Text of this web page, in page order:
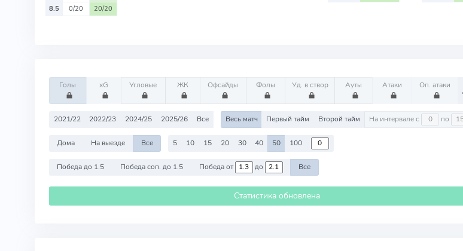
8.5
0/20 20/20
Голы xG Угловые ЖК Офсайды Фолы Уд. в створ Ауты Атаки Оп. атаки
2021/22 2022/23 2024/25 2025/26 Все Весь матч Первый тайм Второй тайм На интервале с по
Дома На выезде Все 5 10 15 20 30 40 50 100
Победа до 1.5 Победа соп. до 1.5 Победа от до Все
Статистика обновлена